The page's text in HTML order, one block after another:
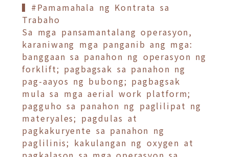
▍#Pamamahala ng Kontrata sa
Trabaho
Sa mga pansamantalang operasyon,
karaniwang mga panganib ang mga:
banggaan sa panahon ng operasyon ng
forklift; pagbagsak sa panahon ng
pag-aayos ng bubong; pagbagsak
mula sa mga aerial work platform;
pagguho sa panahon ng paglilipat ng
materyales; pagdulas at
pagkakuryente sa panahon ng
paglilinis; kakulangan ng oxygen at